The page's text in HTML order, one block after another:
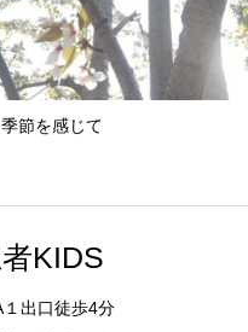
季節を感じて
KIDS
出口徒歩4分